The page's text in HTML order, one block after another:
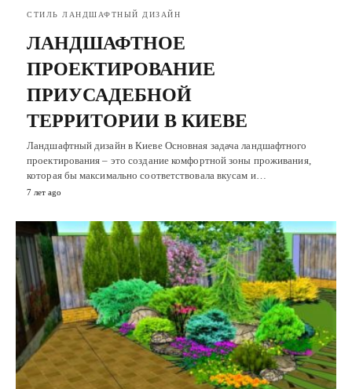
СТИЛЬ ЛАНДШАФТНЫЙ ДИЗАЙН
ЛАНДШАФТНОЕ
ПРОЕКТИРОВАНИЕ
ПРИУСАДЕБНОЙ
ТЕРРИТОРИИ В КИЕВЕ
Ландшафтный дизайн в Киеве Основная задача ландшафтного
проектирования – это создание комфортной зоны проживания,
которая бы максимально соответствовала вкусам и…
7 лет ago